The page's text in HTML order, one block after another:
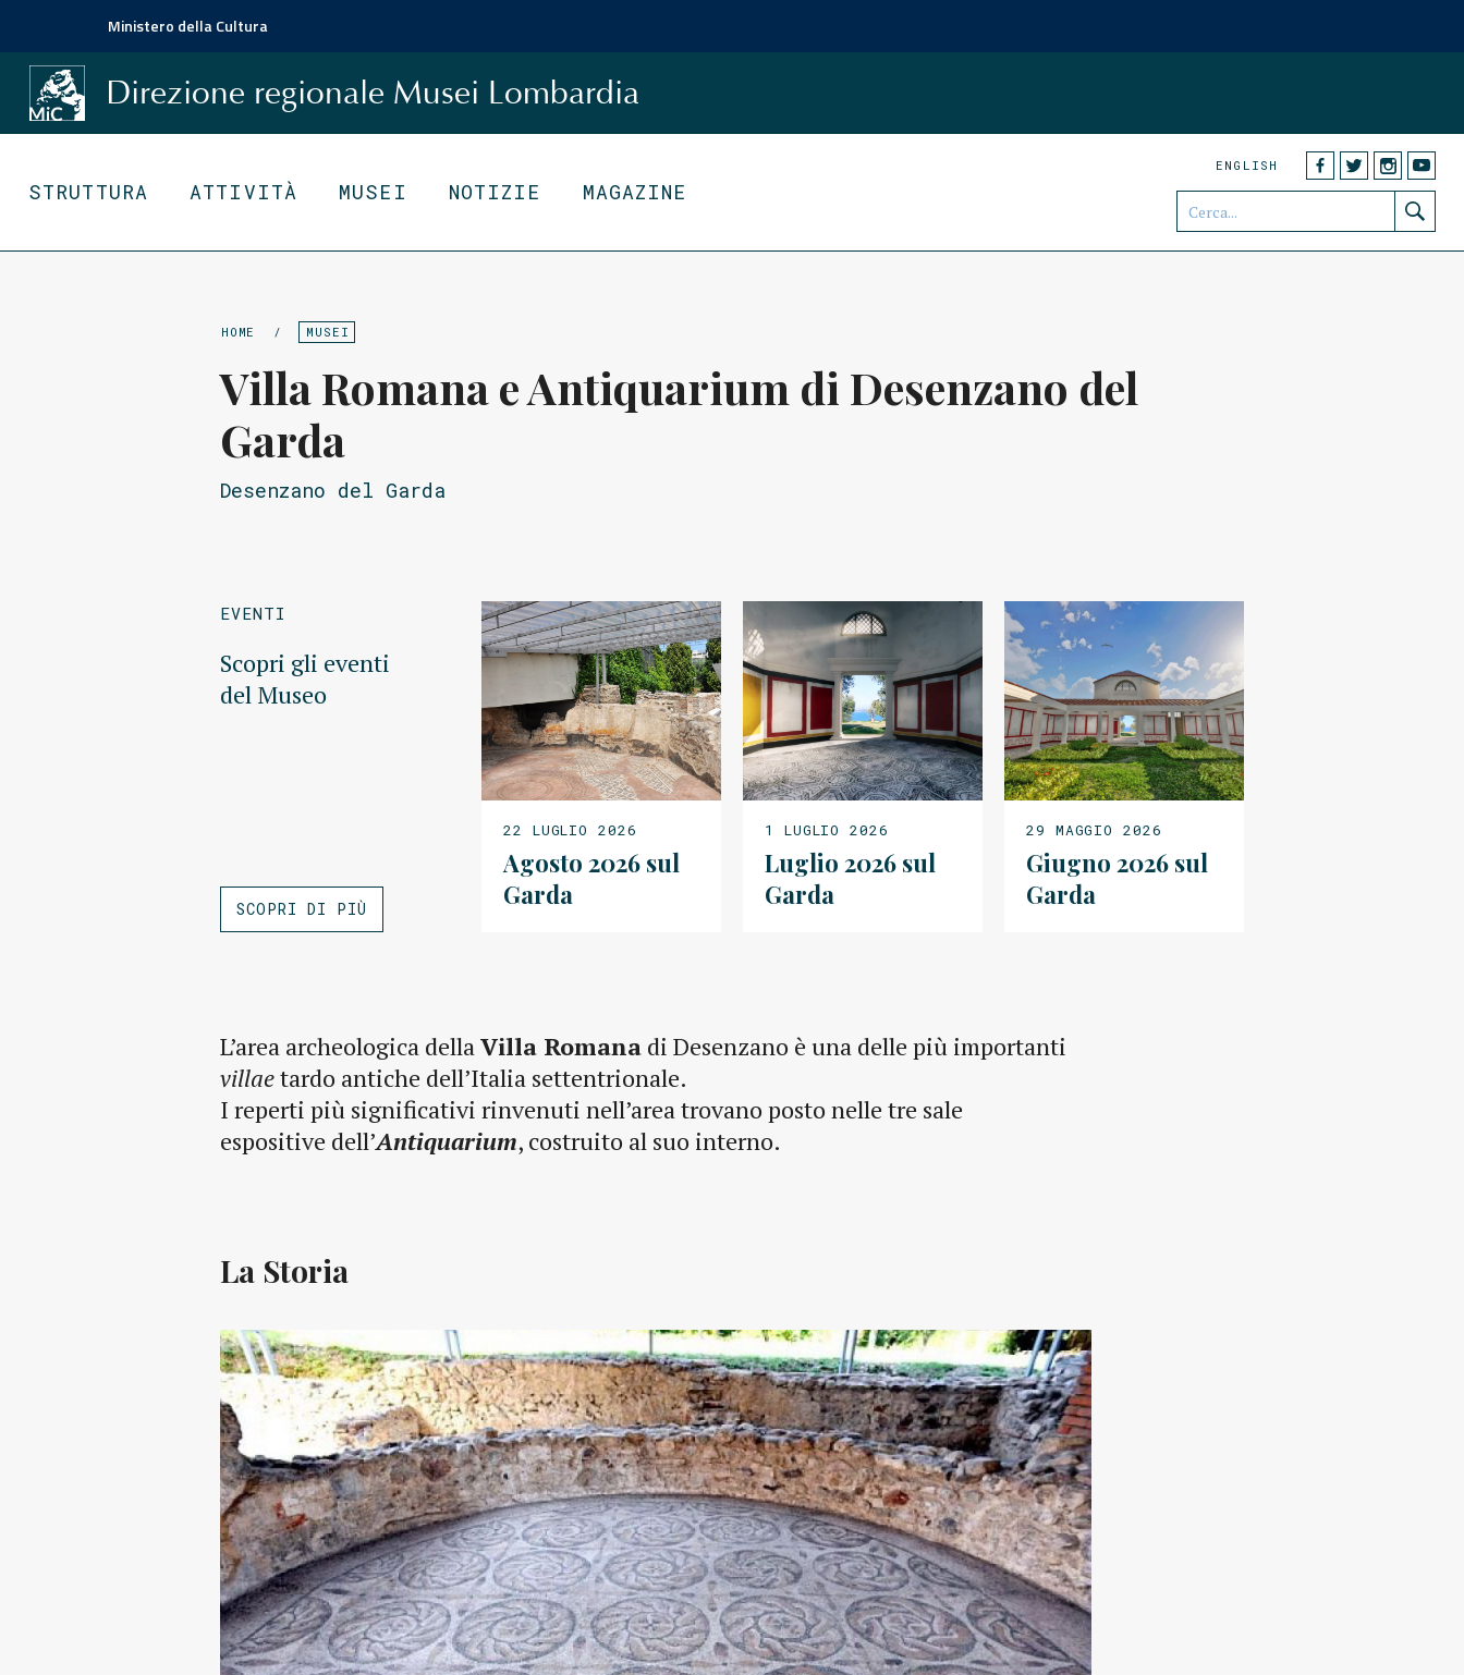
Ministero della Cultura
Direzione regionale Musei Lombardia
STRUTTURA ATTIVITÀ MUSEI NOTIZIE MAGAZINE
ENGLISH
HOME / MUSEI
Villa Romana e Antiquarium di Desenzano del
Garda
Desenzano del Garda
EVENTI
Scopri gli eventi
del Museo
22 LUGLIO 2026
Agosto 2026 sul
Garda
1 LUGLIO 2026
Luglio 2026 sul
Garda
29 MAGGIO 2026
Giugno 2026 sul
Garda
SCOPRI DI PIÙ
L’area archeologica dellaVilla Romana di Desenzano è una delle più importanti
villaetardo antiche dell’Italia settentrionale.
I reperti più significativi rinvenuti nell’area trovano posto nelle tre sale
espositive dell’Antiquarium, costruito al suo interno.
La Storia